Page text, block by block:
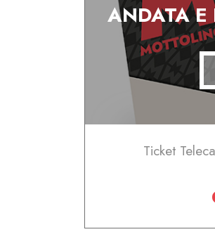
ANDATA E
Ticket